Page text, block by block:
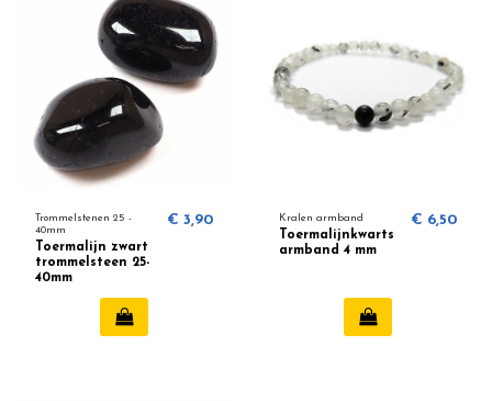
Trommelstenen 25 -
40mm
Toermalijn zwart
trommelsteen 25-
40mm
€ 3,90 Kralen armband
Toermalijnkwarts
armband 4 mm
€ 6,50